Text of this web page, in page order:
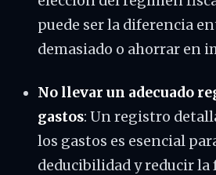
puede ser la diferencia
demasiado o ahorrar en
No llevar un adecuado
gastos: Un registro
los gastos es esencial
deducibilidad y reducir la